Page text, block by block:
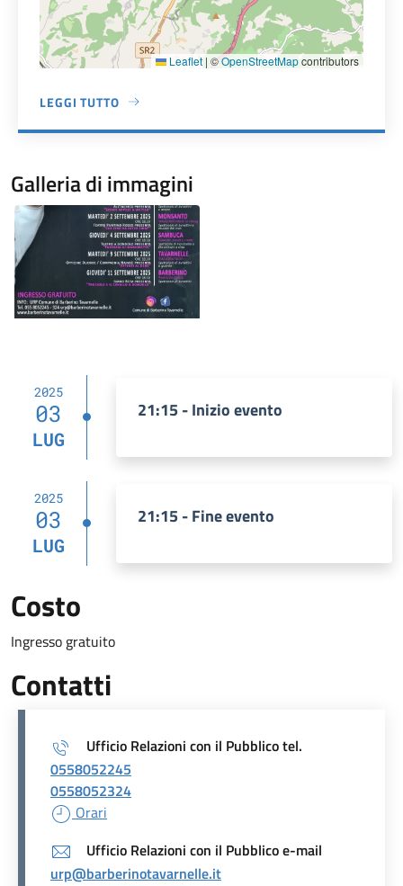
Leaflet | ©OpenStreetMapcontributors
LEGGI TUTTO
A PROPOSITO DI GIARDINI PUBBLICI BARBERINO VAL
Galleria di immagini
Image
2025
03
LUG
21:15 - Inizio evento
2025
03
LUG
21:15 - Fine evento
Costo
Ingresso gratuito
Contatti
Ufficio Relazioni con il Pubblico tel.
0558052245
0558052324
Orari
Ufficio Relazioni con il Pubblico e-mail
urp@barberinotavarnelle.it